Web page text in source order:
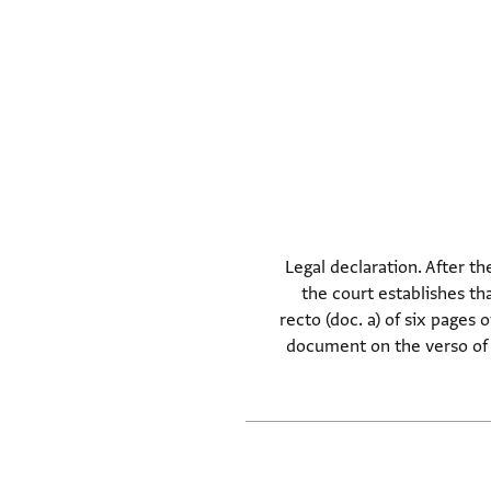
Legal declaration. After
the court establishes
recto (doc. a) of six pages
document on the verso of